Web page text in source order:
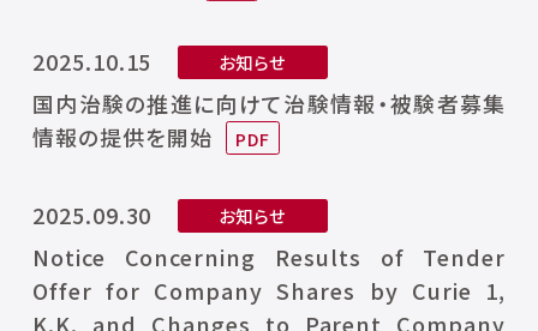
2025.10.15 お知らせ
国内治験の推進に向けて治験情報・被験者募集
情報の提供を開始
2025.09.30 お知らせ
Notice Concerning Results of Tender
Offer for Company Shares by Curie 1,
K.K. and Changes to Parent Company